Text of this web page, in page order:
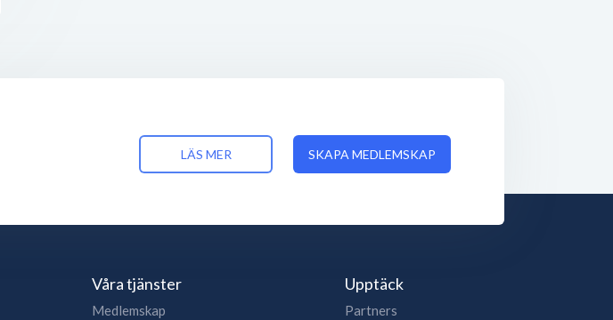
LÄS MER SKAPA MEDLEMSKAP
Våra tjänster
Medlemskap
Upptäck
Partners